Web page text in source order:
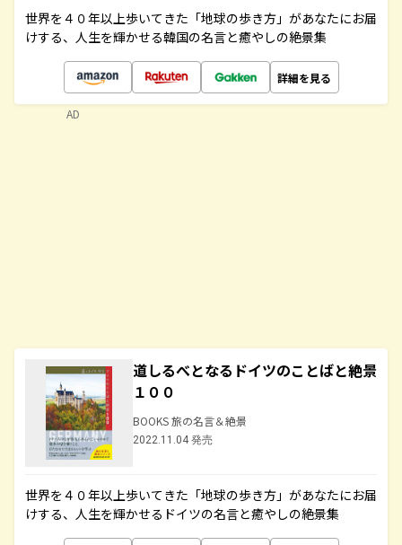
世界を４０年以上歩いてきた「地球の歩き方」があなたにお届
けする、人生を輝かせる韓国の名言と癒やしの絶景集
詳細を見る
道しるべとなるドイツのことばと絶景
１００
BOOKS 旅の名言＆絶景
2022.11.04 発売
世界を４０年以上歩いてきた「地球の歩き方」があなたにお届
けする、人生を輝かせるドイツの名言と癒やしの絶景集
AD